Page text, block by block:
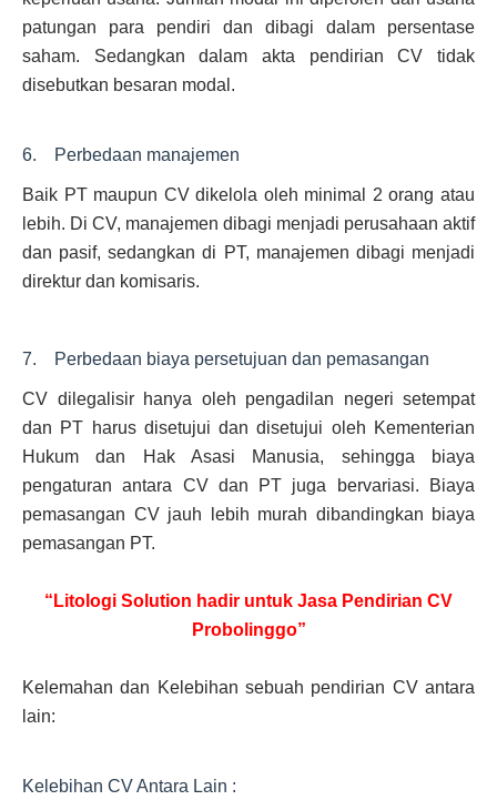
patungan para pendiri dan dibagi dalam persentase
saham. Sedangkan dalam akta pendirian CV tidak
disebutkan besaran modal.
6. Perbedaan manajemen
Baik PT maupun CV dikelola oleh minimal 2 orang atau
lebih. Di CV, manajemen dibagi menjadi perusahaan aktif
dan pasif, sedangkan di PT, manajemen dibagi menjadi
direktur dan komisaris.
7. Perbedaan biaya persetujuan dan pemasangan
CV dilegalisir hanya oleh pengadilan negeri setempat
dan PT harus disetujui dan disetujui oleh Kementerian
Hukum dan Hak Asasi Manusia, sehingga biaya
pengaturan antara CV dan PT juga bervariasi. Biaya
pemasangan CV jauh lebih murah dibandingkan biaya
pemasangan PT.
“Litologi Solution hadir untuk Jasa Pendirian CV
Probolinggo”
Kelemahan dan Kelebihan sebuah pendirian CV antara
lain:
Kelebihan CV Antara Lain :